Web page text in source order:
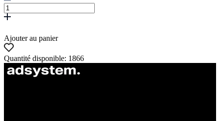
Ajouter au panier
Quantité disponible: 1866